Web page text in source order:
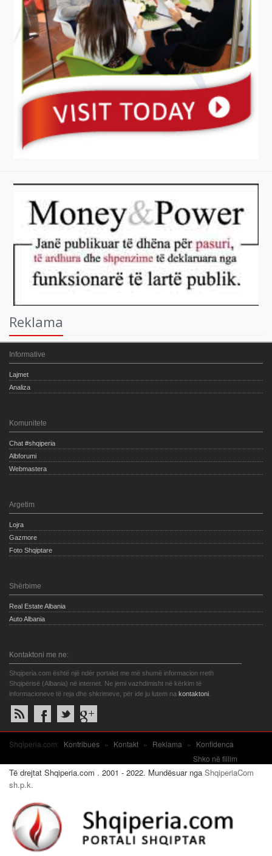
Reklama
Informative
Lajmet
Analiza
Komunitete
Chat #shqiperia
Albforumi
Webmastera
Argetim
Lojra
Gazmore
Foto Shqiptare
Shërbime
Real Estate Albania
Auto Albania
Kontaktoni me ne:
Shqiperia.com është një ndër portalet me më shumë informacion rreth
Shqipërisë (Albania) në internet. Ne jemi vazhdimisht në kërkim të
informacioneve të reja dhe shkrimeve, për ide ju lutem na kontaktoni
Shqiperia.com: Kontribues » Kontakt » Reklama »
Konfidenca
Shko në fillim
Të drejtat Shqiperia.com . 2001 - 2022. Mundësuar nga ShqiperiaCom
sh.p.k.